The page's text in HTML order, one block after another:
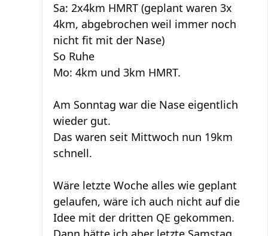
Sa: 2x4km HMRT (geplant waren 3x
4km, abgebrochen weil immer noch
nicht fit mit der Nase)
So Ruhe
Mo: 4km und 3km HMRT.
Am Sonntag war die Nase eigentlich
wieder gut.
Das waren seit Mittwoch nun 19km
schnell.
Wäre letzte Woche alles wie geplant
gelaufen, wäre ich auch nicht auf die
Idee mit der dritten QE gekommen.